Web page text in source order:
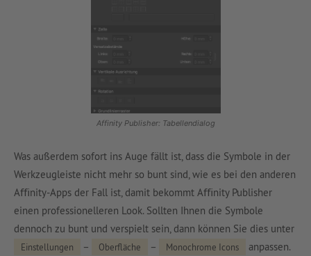
Affinity Publisher: Tabellendialog
Was außerdem sofort ins Auge fällt ist, dass die Symbole in der
Werkzeugleiste nicht mehr so bunt sind, wie es bei den anderen
Aﬃnity-Apps der Fall ist, damit bekommt Aﬃnity Publisher
einen professionelleren Look. Sollten Ihnen die Symbole
dennoch zu bunt und verspielt sein, dann können Sie dies unter
Einstellungen – Oberﬂäche – Monochrome Icons anpassen.